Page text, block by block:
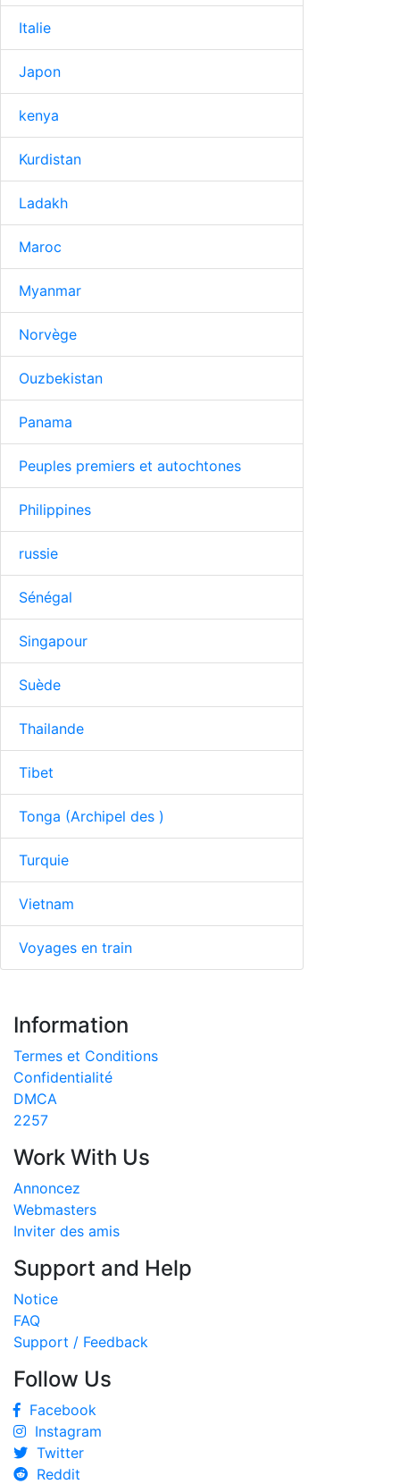
Italie
Japon
kenya
Kurdistan
Ladakh
Maroc
Myanmar
Norvège
Ouzbekistan
Panama
Peuples premiers et autochtones
Philippines
russie
Sénégal
Singapour
Suède
Thailande
Tibet
Tonga (Archipel des )
Turquie
Vietnam
Voyages en train
Information
Termes et Conditions
Confidentialité
DMCA
2257
Work With Us
Annoncez
Webmasters
Inviter des amis
Support and Help
Notice
FAQ
Support / Feedback
Follow Us
Facebook
Instagram
Twitter
Reddit